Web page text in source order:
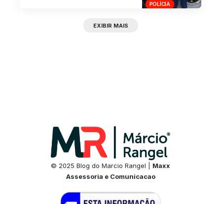
POLÍCIA
EXIBIR MAIS
© 2025 Blog do Marcio Rangel | Maxx
Assessoria e Comunicacao